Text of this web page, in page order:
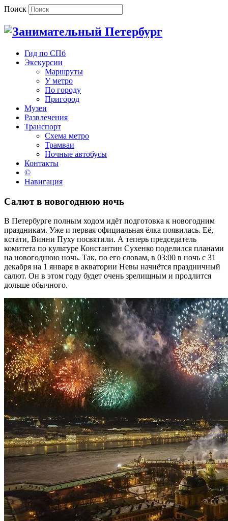
Поиск
Гид по СПб
Экскурсии
Маршруты
У метро
По городу
Пригород
Музеи
Развлечения
Транспорт
Схема метро
Трамваи
Ночные автобусы
Контакты
©
Навигация
Салют в новогоднюю ночь
В Петербурге полным ходом идёт подготовка к новогодним
праздникам. Уже и первая официальная ёлка появилась. Её,
кстати, Винни Пуху посвятили. А теперь председатель
комитета по культуре Константин Сухенко поделился планами
на новогоднюю ночь. Так, по его словам, в 03:00 в ночь с 31
декабря на 1 января в акватории Невы начнётся праздничный
салют. Он в этом году будет очень зрелищным и продлится
дольше обычного.